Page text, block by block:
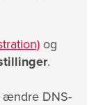
og
.
ændre DNS-